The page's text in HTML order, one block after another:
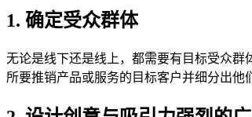
1. 确定受众群体
无论是线下还是线上，都需要有目标受众
所要推销产品或服务的目标客户并细分出他